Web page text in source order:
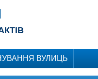
ВУЛИЦЬ